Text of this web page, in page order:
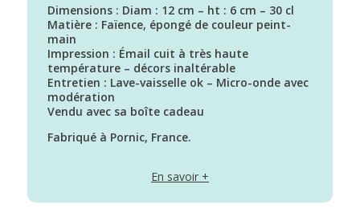
Dimensions : Diam : 12 cm – ht : 6 cm – 30 cl
Matière : Faïence, épongé de couleur peint-
main
Impression : Émail cuit à très haute
température – décors inaltérable
Entretien : Lave-vaisselle ok – Micro-onde avec
modération
Vendu avec sa boîte cadeau
Fabriqué à Pornic, France.
En savoir +